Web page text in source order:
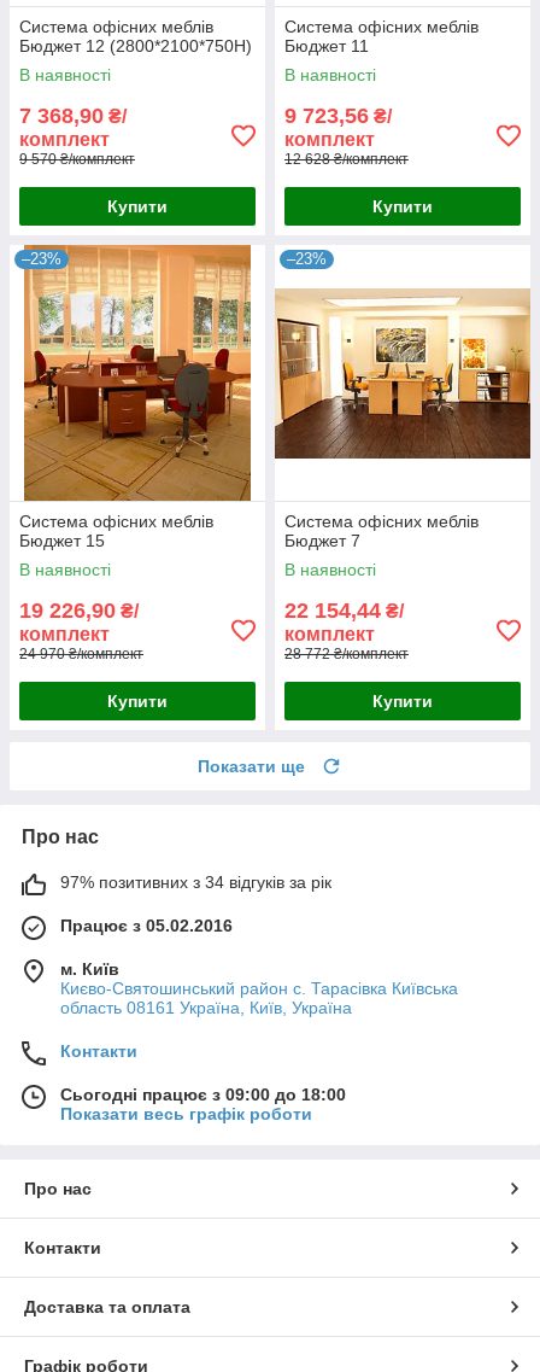
Система офісних меблів
Бюджет 12 (2800*2100*750Н)
В наявності
7 368,90 ₴/
комплект
9 570 ₴/комплект
Купити
Система офісних меблів
Бюджет 11
В наявності
9 723,56 ₴/
комплект
12 628 ₴/комплект
Купити
–23%
Система офісних меблів
Бюджет 15
В наявності
19 226,90 ₴/
комплект
24 970 ₴/комплект
Купити
–23%
Система офісних меблів
Бюджет 7
В наявності
22 154,44 ₴/
комплект
28 772 ₴/комплект
Купити
Показати ще
Про нас
97% позитивних з 34 відгуків за рік
Працює з 05.02.2016
м. Київ
Києво-Святошинський район с. Тарасівка Київська
область 08161 Україна, Київ, Україна
Контакти
Сьогодні працює з 09:00 до 18:00
Показати весь графік роботи
Про нас
Контакти
Доставка та оплата
Графік роботи